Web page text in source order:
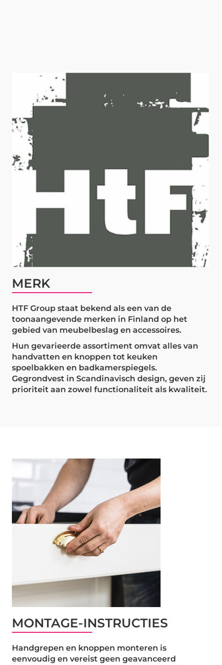
MERK
HTF Group staat bekend als een van de
toonaangevende merken in Finland op het
gebied van meubelbeslag en accessoires.
Hun gevarieerde assortiment omvat alles van
handvatten en knoppen tot keuken
spoelbakken en badkamerspiegels.
Gegrondvest in Scandinavisch design, geven zij
prioriteit aan zowel functionaliteit als kwaliteit.
MONTAGE-INSTRUCTIES
Handgrepen en knoppen monteren is
eenvoudig en vereist geen geavanceerd